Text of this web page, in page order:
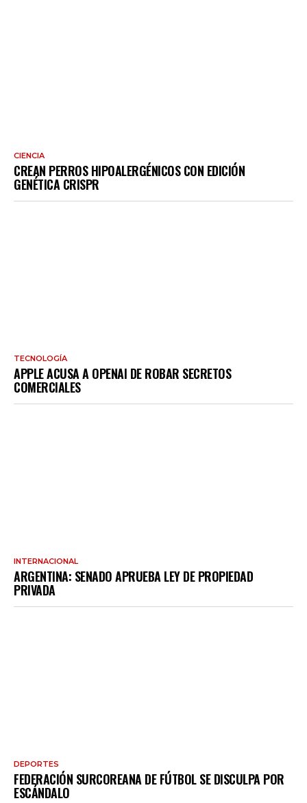
CIENCIA
CREAN PERROS HIPOALERGÉNICOS CON EDICIÓN
GENÉTICA CRISPR
TECNOLOGÍA
APPLE ACUSA A OPENAI DE ROBAR SECRETOS
COMERCIALES
INTERNACIONAL
ARGENTINA: SENADO APRUEBA LEY DE PROPIEDAD
PRIVADA
DEPORTES
FEDERACIÓN SURCOREANA DE FÚTBOL SE DISCULPA POR
ESCÁNDALO